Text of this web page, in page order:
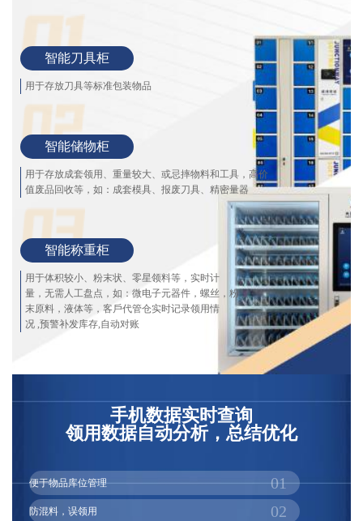
智能刀具柜
用于存放刀具等标准包装物品
智能储物柜
用于存放成套领用、重量较大、或忌摔物料和工具，高价
值废品回收等，如：成套模具、报废刀具、精密量器
智能称重柜
用于体积较小、粉末状、零星领料等，实时计
量，无需人工盘点，如：微电子元器件，螺丝，粉
末原料，液体等，客戶代管仓实时记录领用情
况 ,预警补发库存,自动对账
手机数据实时查询
领用数据自动分析，总结优化
便于物品库位管理 01
防混料，误领用 02